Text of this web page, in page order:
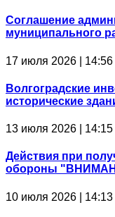
Соглашение
муниципального
17 июля 2026 | 14:56
Волгоградские
исторические
13 июля 2026 | 14:15
Действия при
обороны
10 июля 2026 | 14:13